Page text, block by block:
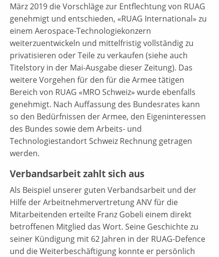
März 2019 die Vorschläge zur Entflechtung von RUAG
genehmigt und entschieden, «RUAG International» zu
einem Aerospace-Technologiekonzern
weiterzuentwickeln und mittelfristig vollständig zu
privatisieren oder Teile zu verkaufen (siehe auch
Titelstory in der Mai-Ausgabe dieser Zeitung). Das
weitere Vorgehen für den für die Armee tätigen
Bereich von RUAG «MRO Schweiz» wurde ebenfalls
genehmigt. Nach Auffassung des Bundesrates kann
so den Bedürfnissen der Armee, den Eigeninteressen
des Bundes sowie dem Arbeits- und
Technologiestandort Schweiz Rechnung getragen
werden.
Verbandsarbeit zahlt sich aus
Als Beispiel unserer guten Verbandsarbeit und der
Hilfe der Arbeitnehmervertretung ANV für die
Mitarbeitenden erteilte Franz Gobeli einem direkt
betroffenen Mitglied das Wort. Seine Geschichte zu
seiner Kündigung mit 62 Jahren in der RUAG-Defence
und die Weiterbeschäftigung konnte er persönlich